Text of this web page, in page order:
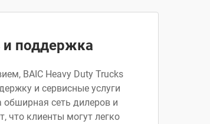
и поддержка
BAIC Heavy Duty Trucks
и сервисные услуги
сеть дилеров и
что клиенты могут легко